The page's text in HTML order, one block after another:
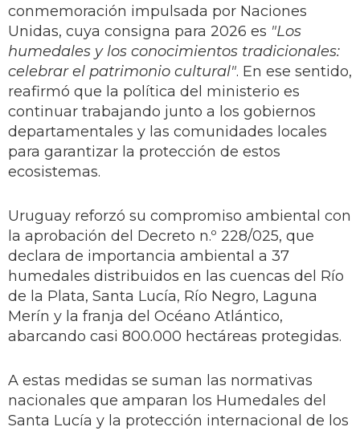
conmemoración impulsada por Naciones
Unidas, cuya consigna para 2026 es "Los
humedales y los conocimientos tradicionales:
celebrar el patrimonio cultural". En ese sentido,
reafirmó que la política del ministerio es
continuar trabajando junto a los gobiernos
departamentales y las comunidades locales
para garantizar la protección de estos
ecosistemas.
Uruguay reforzó su compromiso ambiental con
la aprobación del Decreto n.º 228/025, que
declara de importancia ambiental a 37
humedales distribuidos en las cuencas del Río
de la Plata, Santa Lucía, Río Negro, Laguna
Merín y la franja del Océano Atlántico,
abarcando casi 800.000 hectáreas protegidas.
A estas medidas se suman las normativas
nacionales que amparan los Humedales del
Santa Lucía y la protección internacional de los